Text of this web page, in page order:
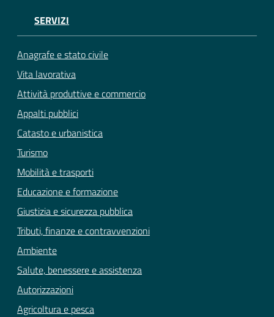
SERVIZI
Anagrafe e stato civile
Vita lavorativa
Attività produttive e commercio
Appalti pubblici
Catasto e urbanistica
Turismo
Mobilità e trasporti
Educazione e formazione
Giustizia e sicurezza pubblica
Tributi, finanze e contravvenzioni
Ambiente
Salute, benessere e assistenza
Autorizzazioni
Agricoltura e pesca